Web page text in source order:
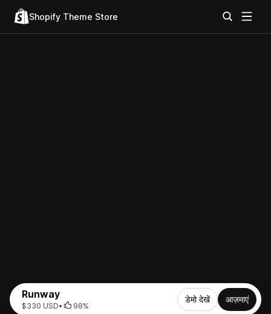
Shopify Theme Store
Runway
$330 USD• 98%
डेमो देखें आज़माएं